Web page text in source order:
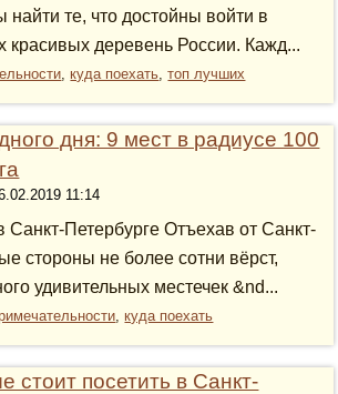
найти те, что достойны войти в
деревень России. Кажд...
,куда поехать,топ лучших
дня: 9 мест в радиусе 100
11:14
Санкт-Петербурге Отъехав от Санкт-
стороны не более сотни вёрст,
удивительных местечек &nd...
,куда поехать
стоит посетить в Санкт-